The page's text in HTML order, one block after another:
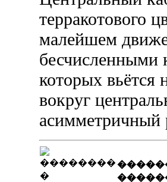
терракотового
малейшем
бесчисленными
которых вьётся
вокруг